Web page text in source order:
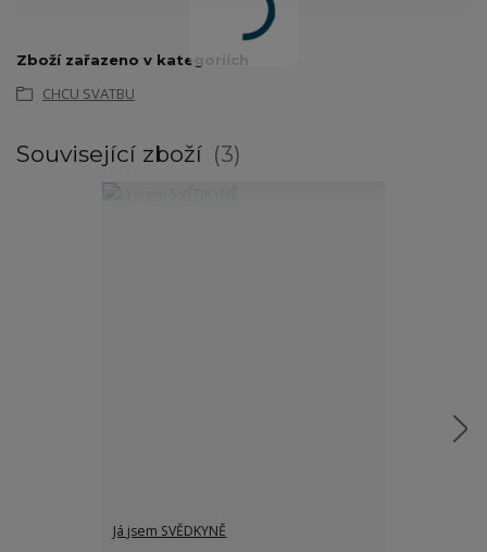
Zboží zařazeno v kategoriích
CHCU SVATBU
Související zboží 3
Já jsem SVĚDKYNĚ